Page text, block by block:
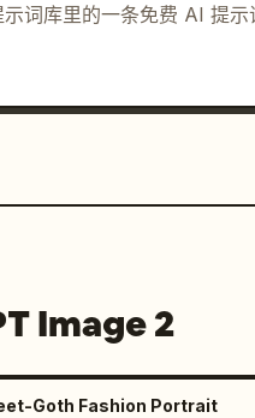
词库里的一条免费 AI 提
Image 2
Goth Fashion Portrait